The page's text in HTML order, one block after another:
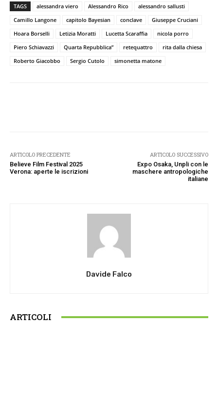
TAGS alessandra viero Alessandro Rico
alessandro sallusti
Camillo Langone
capitolo Bayesian conclave
Giuseppe Cruciani
Hoara Borselli
Letizia Moratti Lucetta Scaraffia
nicola porro
Piero Schiavazzi
Quarta Repubblica” retequattro
rita dalla chiesa
Roberto Giacobbo
Sergio Cutolo simonetta matone
ARTICOLO PRECEDENTE
Believe Film Festival 2025
Verona: aperte le iscrizioni
ARTICOLO SUCCESSIVO
Expo Osaka, Unpli con le
maschere antropologiche
italiane
Davide Falco
ARTICOLI